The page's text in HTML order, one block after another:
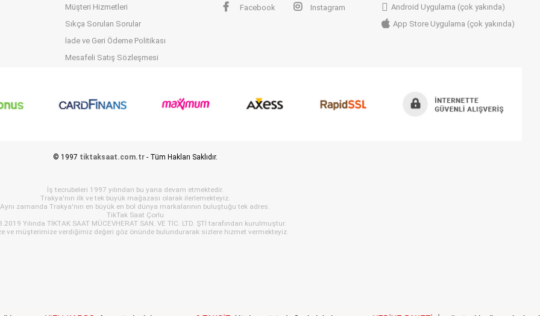
Müşteri Hizmetleri
Sıkça Sorulan Sorular
İade ve Geri Ödeme Politikası
Mesafeli Satış Sözleşmesi
Facebook Instagram
Android Uygulama (çok yakında)
App Store Uygulama (çok yakında)
© 1997 tiktaksaat.com.tr - Tüm Hakları Saklıdır.
İş tecrubeleri 1997 yılından bu yana devam etmektedir.
Trakya'nın ilk ve tek büyük mağazası olarak ilerlemekteyiz.
Aynı zamanda Trakya'nın en büyük en bol dünya markalarının buluştuğu tek adres.
TikTak Saat Çorlu
Yılında TİKTAK SAAT MÜCEVHERAT SAN. VE TİC. LTD. ŞTİ tarafından kurulmuştur.
ve müşterimize verdiğimiz değeri göz önünde bulundurarak sizlere hizmet vermekteyiz.